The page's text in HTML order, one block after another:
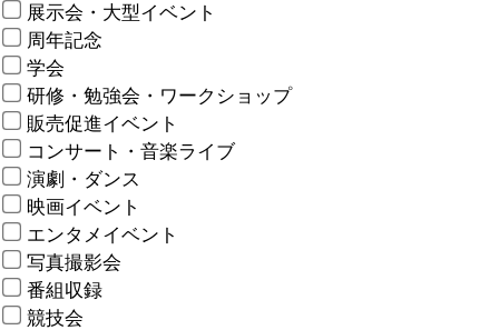
展示会・大型イベント
周年記念
学会
研修・勉強会・ワークショップ
販売促進イベント
コンサート・音楽ライブ
演劇・ダンス
映画イベント
エンタメイベント
写真撮影会
番組収録
競技会